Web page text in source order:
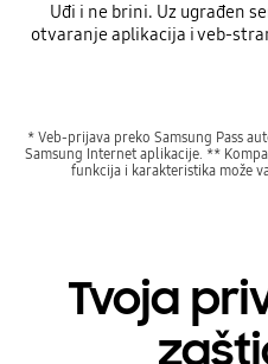
Uđi i ne brini. Uz ugrađen
otvaranje aplikacija i veb-
* Veb-prijava preko Samsung Pass
Samsung Internet aplikacije. **
funkcija i karakteristika može
Tvoja